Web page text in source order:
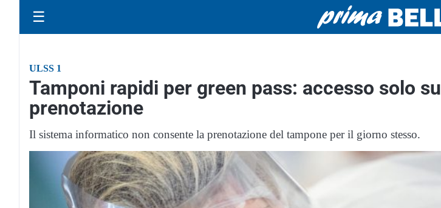
☰
ULSS 1
Tamponi rapidi per green pass: accesso solo su
prenotazione
Il sistema informatico non consente la prenotazione del tampone per il giorno stesso.